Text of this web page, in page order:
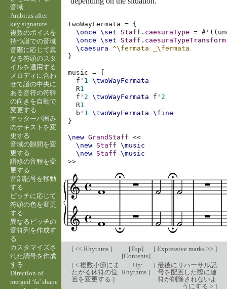
twoWayFermata = {
\once
\set Staff . caesuraType = # ' ((
\once
\set Staff . caesuraTypeTransform
\caesura
^\fermata
_\fermata
}
music = {
f' 1
\twoWayFermata
R1
f' 2 \twoWayFermata f' 2
R1
b' 1 \twoWayFermata
\fine
}
\new GrandStaff
<<
\new Staff
\music
\new Staff
\music
>>
[<< Rhythms ] [Top]
[Contents]
[Expressive marks >> ]
[< 複数小節にま
たがる休符の位
置を変更する ]
[Up:
Rhythms]
[最後にリハーサル記
号を配置した際に連
符が削除されないよ
うにする > ]
音域
Ambitus after
key signature
複数のボイスを
持つ譜での音域
音階に応じて異
なる符頭のスタ
イルを適用する
メロディに合わ
せて譜の中央に
ある音符の符幹
の向きを自動で
変更する
オッターバ囲み
のテキストを変
更する
音域の隙間を変
更する
譜線の音程を変
更する
音部記号を移動
する
ピッチに応じて
符頭の色を変更
する
異なるピッチの
音符列を作成す
る
カスタマイズさ
れた調号を作成
する
Direction of
merged ‘fa’ shape